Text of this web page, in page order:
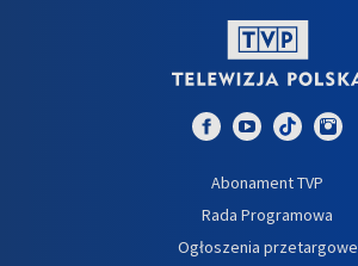
Abonament TVP
Rada Programowa
Ogłoszenia przetargowe